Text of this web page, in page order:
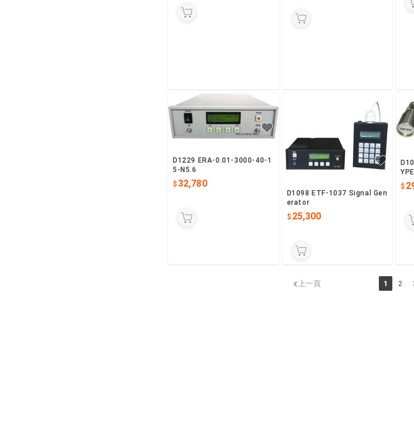
D1229 ERA-0.01-3000-40-1
5-N5.6
32,780
D1098 ETF-1037 Signal Gen
erator
25,300
YPE
上一頁 1 2